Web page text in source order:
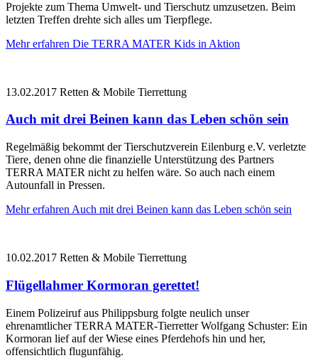
Projekte zum Thema Umwelt- und Tierschutz umzusetzen. Beim
letzten Treffen drehte sich alles um Tierpflege.
Mehr erfahren Die TERRA MATER Kids in Aktion
13.02.2017 Retten & Mobile Tierrettung
Auch mit drei Beinen kann das Leben schön sein
Regelmäßig bekommt der Tierschutzverein Eilenburg e.V. verletzte
Tiere, denen ohne die finanzielle Unterstützung des Partners
TERRA MATER nicht zu helfen wäre. So auch nach einem
Autounfall in Pressen.
Mehr erfahren Auch mit drei Beinen kann das Leben schön sein
10.02.2017 Retten & Mobile Tierrettung
Flügellahmer Kormoran gerettet!
Einem Polizeiruf aus Philippsburg folgte neulich unser
ehrenamtlicher TERRA MATER-Tierretter Wolfgang Schuster: Ein
Kormoran lief auf der Wiese eines Pferdehofs hin und her,
offensichtlich flugunfähig.